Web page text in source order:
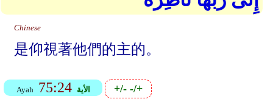
Chinese
是仰視著他們的主的。
Ayah 75:24 الأية +/--/+